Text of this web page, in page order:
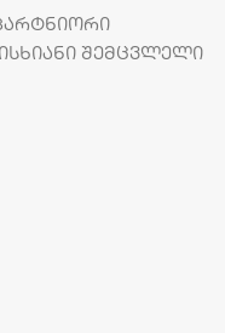
შემცვლელი